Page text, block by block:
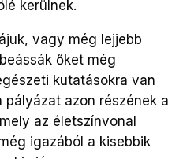
kerülnek.
vagy még lejjebb
őket még
kutatásokra van
azon részének a
az életszínvonal
igazából a kisebbik